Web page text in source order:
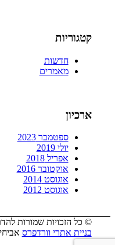
קטגוריות
חדשות
מאמרים
ארכיון
ספטמבר 2023
יולי 2019
אפריל 2018
אוקטובר 2016
אוגוסט 2014
אוגוסט 2012
© כל הזכויות שמורות
בניית אתרי וורדפרס אביחי